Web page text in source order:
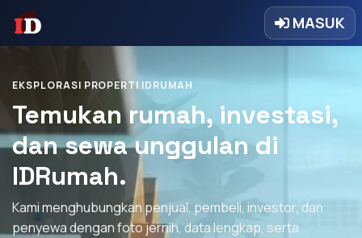
MASUK
EKSPLORASI PROPERTI IDRUMAH
Temukan rumah, investasi,
dan sewa unggulan di
IDRumah.
Kami menghubungkan penjual, pembeli, investor, dan
penyewa dengan foto jernih, data lengkap, serta